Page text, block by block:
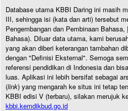
Database utama KBBI Daring ini masih
III, sehingga isi (kata dan arti) tersebut
Pengembangan dan Pembinaan Bahasa,
Bahasa). Diluar data utama, kami
yang akan diberi keterangan tambahan
dengan "Definisi Eksternal". Semoga
referensi pendidikan di Indonesia dan
luas. Aplikasi ini lebih bersifat sebagai
(link) yang mengarah ke situs ini tetap
KBBI edisi V (terbaru), silakan merujuk
kbbi.kemdikbud.go.id